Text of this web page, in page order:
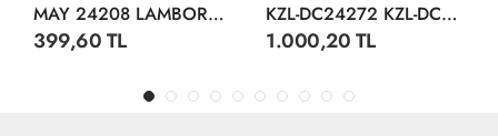
MAY 24208 LAMBORGHİNİ CENTENARİO DİSPLAY 12 CM
399,60 TL
KZL-DC24272 KZL-DC24272 AUDI R8 1:24 ISIKLI SESLI 32
1.000,20 TL